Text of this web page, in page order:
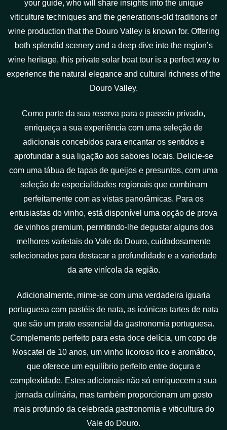
your guide, who will share insights into the unique
viticulture techniques and the generations-old traditions of
wine production that the Douro Valley is known for. Offering
both splendid scenery and a deep dive into the region’s
wine heritage, this private solar boat tour is a perfect way to
experience the natural elegance and cultural richness of the
Douro Valley.
Como parte da sua reserva para o passeio privado,
enriqueça a sua experiência com uma seleção de
adicionais concebidos para encantar os sentidos e
aprofundar a sua ligação aos sabores locais. Delicie-se
com uma tábua de tapas de queijos e presuntos, com uma
seleção de especialidades regionais que combinam
perfeitamente com as vistas panorâmicas. Para os
entusiastas do vinho, está disponível uma opção de prova
de vinhos premium, permitindo-lhe degustar alguns dos
melhores varietais do Vale do Douro, cuidadosamente
selecionados para destacar a profundidade e a variedade
da arte vinícola da região.
Adicionalmente, mime-se com uma verdadeira iguaria
portuguesa com pastéis de nata, as icónicas tartes de nata
que são um prato essencial da gastronomia portuguesa.
Complemento perfeito para esta doce delícia, um copo de
Moscatel de 10 anos, um vinho licoroso rico e aromático,
que oferece um equilíbrio perfeito entre doçura e
complexidade. Estes adicionais não só enriquecem a sua
jornada culinária, mas também proporcionam um gosto
mais profundo da celebrada gastronomia e viticultura do
Vale do Douro.